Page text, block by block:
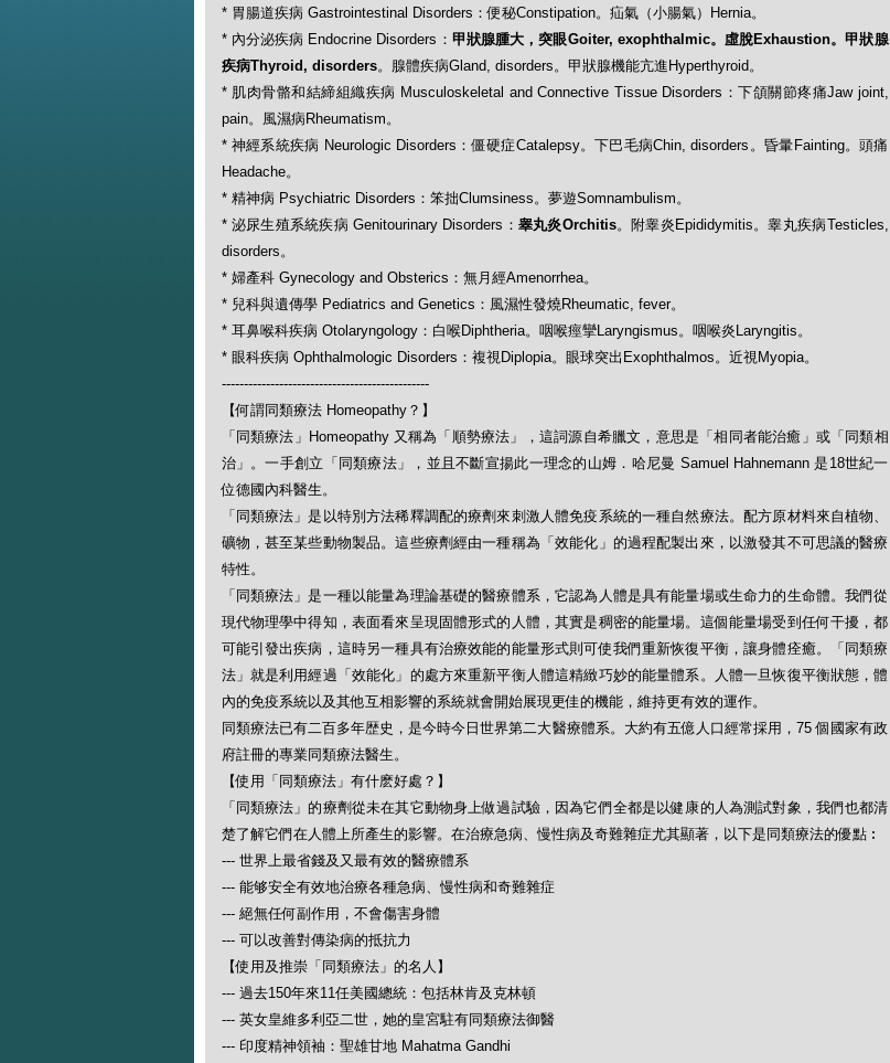
* 胃腸道疾病 Gastrointestinal Disorders：便秘Constipation。疝氣（小腸氣）Hernia。
* 內分泌疾病 Endocrine Disorders： 甲狀腺腫大，突眼Goiter, exophthalmic。虛脫Exhaustion。甲狀腺
疾病Thyroid, disorders。腺體疾病Gland, disorders。甲狀腺機能亢進Hyperthyroid。
* 肌肉骨骼和結締組織疾病 Musculoskeletal and Connective Tissue Disorders：下頜關節疼痛Jaw joint,
pain。風濕病Rheumatism。
* 神經系統疾病 Neurologic Disorders：僵硬症Catalepsy。下巴毛病Chin, disorders。昏暈Fainting。頭痛
Headache。
* 精神病 Psychiatric Disorders：笨拙Clumsiness。夢遊Somnambulism。
* 泌尿生殖系統疾病 Genitourinary Disorders： 睾丸炎Orchitis。附睾炎Epididymitis。睾丸疾病Testicles,
disorders。
* 婦產科 Gynecology and Obsterics：無月經Amenorrhea。
* 兒科與遺傳學 Pediatrics and Genetics：風濕性發燒Rheumatic, fever。
* 耳鼻喉科疾病 Otolaryngology：白喉Diphtheria。咽喉痙攣Laryngismus。咽喉炎Laryngitis。
* 眼科疾病 Ophthalmologic Disorders：複視Diplopia。眼球突出Exophthalmos。近視Myopia。
-----------------------------------------------
【何謂同類療法 Homeopathy？】
「同類療法」Homeopathy 又稱為「順勢療法」，這詞源自希臘文，意思是「相同者能治癒」或「同類相
治」。一手創立「同類療法」，並且不斷宣揚此一理念的山姆．哈尼曼 Samuel Hahnemann 是18世紀一
位德國內科醫生。
「同類療法」是以特別方法稀釋調配的療劑來刺激人體免疫系統的一種自然療法。配方原材料來自植物、
礦物，甚至某些動物製品。這些療劑經由一種稱為「效能化」的過程配製出來，以激發其不可思議的醫療
特性。
「同類療法」是一種以能量為理論基礎的醫療體系，它認為人體是具有能量場或生命力的生命體。我們從
現代物理學中得知，表面看來呈現固體形式的人體，其實是稠密的能量場。這個能量場受到任何干擾，都
可能引發出疾病，這時另一種具有治療效能的能量形式則可使我們重新恢復平衡，讓身體痊癒。「同類療
法」就是利用經過「效能化」的處方來重新平衡人體這精緻巧妙的能量體系。人體一旦恢復平衡狀態，體
內的免疫系統以及其他互相影響的系統就會開始展現更佳的機能，維持更有效的運作。
同類療法已有二百多年歴史，是今時今日世界第二大醫療體系。大約有五億人口經常採用，75 個國家有政
府註冊的專業同類療法醫生。
【使用「同類療法」有什麽好處？】
「同類療法」的療劑從未在其它動物身上做過試驗，因為它們全都是以健康的人為測試對象，我們也都清
楚了解它們在人體上所產生的影響。在治療急病、慢性病及奇難雜症尤其顯著，以下是同類療法的優點︰
--- 世界上最省錢及又最有效的醫療體系
--- 能够安全有效地治療各種急病、慢性病和奇難雜症
--- 絕無任何副作用，不會傷害身體
--- 可以改善對傳染病的抵抗力
【使用及推崇「同類療法」的名人】
--- 過去150年來11任美國總統：包括林肯及克林頓
--- 英女皇維多利亞二世，她的皇宮駐有同類療法御醫
--- 印度精神領袖：聖雄甘地 Mahatma Gandhi